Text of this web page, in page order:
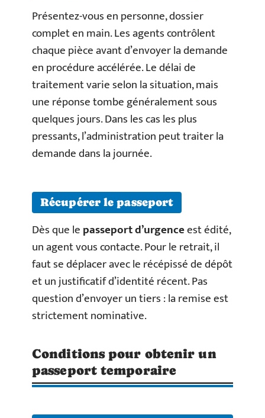
Présentez-vous en personne, dossier
complet en main. Les agents contrôlent
chaque pièce avant d’envoyer la demande
en procédure accélérée. Le délai de
traitement varie selon la situation, mais
une réponse tombe généralement sous
quelques jours. Dans les cas les plus
pressants, l’administration peut traiter la
demande dans la journée.
Récupérer le passeport
Dès que lepasseport d’urgenceest édité,
un agent vous contacte. Pour le retrait, il
faut se déplacer avec le récépissé de dépôt
et un justificatif d’identité récent. Pas
question d’envoyer un tiers : la remise est
strictement nominative.
Conditions pour obtenir un
passeport temporaire